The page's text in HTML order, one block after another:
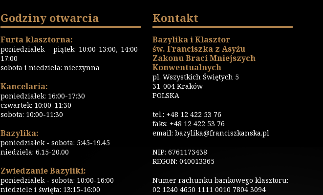
Godziny otwarcia
Furta klasztorna:
poniedziałek - piątek: 10:00-13:00, 14:00-
17:00
sobota i niedziela: nieczynna
Kancelaria:
poniedziałek: 16:00-17:30
czwartek: 10:00-11:30
sobota: 10:00-11:30
Bazylika:
poniedziałek - sobota: 5:45-19.45
niedziela: 6.15-20.00
Zwiedzanie Bazyliki:
poniedziałek - sobota: 10:00-16:00
niedziele i święta: 13:15-16:00
Kontakt
Bazylika i Klasztor
św. Franciszka z Asyżu
Zakonu Braci Mniejszych
Konwentualnych
pl. Wszystkich Świętych 5
31-004 Kraków
POLSKA
tel.: +48 12 422 53 76
faks: +48 12 422 53 76
email: bazylika@franciszkanska.pl
NIP: 6761173438
REGON: 040013365
Numer rachunku bankowego klasztoru:
02 1240 4650 1111 0010 7804 3094